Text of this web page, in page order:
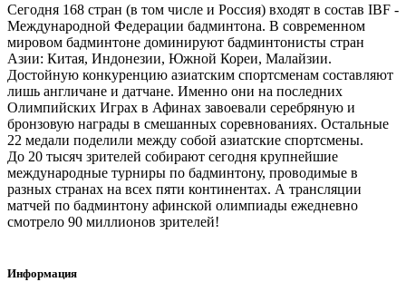
Сегодня 168 стран (в том числе и Россия) входят в состав IBF -
Международной Федерации бадминтона. В современном
мировом бадминтоне доминируют бадминтонисты стран
Азии: Китая, Индонезии, Южной Кореи, Малайзии.
Достойную конкуренцию азиатским спортсменам составляют
лишь англичане и датчане. Именно они на последних
Олимпийских Играх в Афинах завоевали серебряную и
бронзовую награды в смешанных соревнованиях. Остальные
22 медали поделили между собой азиатские спортсмены.
До 20 тысяч зрителей собирают сегодня крупнейшие
международные турниры по бадминтону, проводимые в
разных странах на всех пяти континентах. А трансляции
матчей по бадминтону афинской олимпиады ежедневно
смотрело 90 миллионов зрителей!
Информация